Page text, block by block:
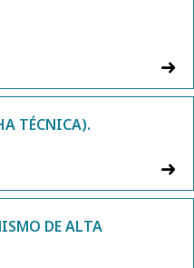
TÉCNICA).
DE ALTA